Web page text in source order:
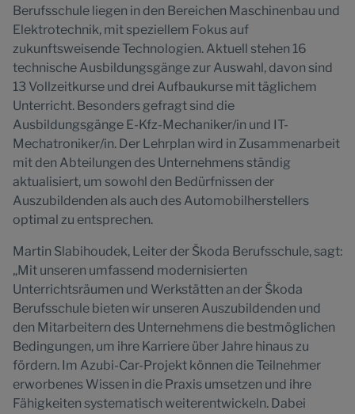
Berufsschule liegen in den Bereichen Maschinenbau und
Elektrotechnik, mit speziellem Fokus auf
zukunftsweisende Technologien. Aktuell stehen 16
technische Ausbildungsgänge zur Auswahl, davon sind
13 Vollzeitkurse und drei Aufbaukurse mit täglichem
Unterricht. Besonders gefragt sind die
Ausbildungsgänge E-Kfz-Mechaniker/in und IT-
Mechatroniker/in. Der Lehrplan wird in Zusammenarbeit
mit den Abteilungen des Unternehmens ständig
aktualisiert, um sowohl den Bedürfnissen der
Auszubildenden als auch des Automobilherstellers
optimal zu entsprechen.
Martin Slabihoudek, Leiter der Škoda Berufsschule, sagt:
„Mit unseren umfassend modernisierten
Unterrichtsräumen und Werkstätten an der Škoda
Berufsschule bieten wir unseren Auszubildenden und
den Mitarbeitern des Unternehmens die bestmöglichen
Bedingungen, um ihre Karriere über Jahre hinaus zu
fördern. Im Azubi-Car-Projekt können die Teilnehmer
erworbenes Wissen in die Praxis umsetzen und ihre
Fähigkeiten systematisch weiterentwickeln. Dabei